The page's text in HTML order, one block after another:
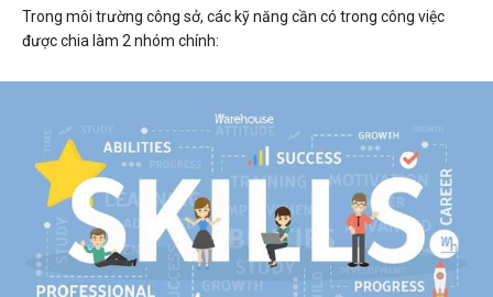
Trong môi trường công sở, các kỹ năng cần có trong công việc
được chia làm 2 nhóm chính: